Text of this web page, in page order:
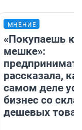
МНЕНИЕ
«Покупаешь
мешке»:
рассказала,
самом деле
бизнес со
дешевых